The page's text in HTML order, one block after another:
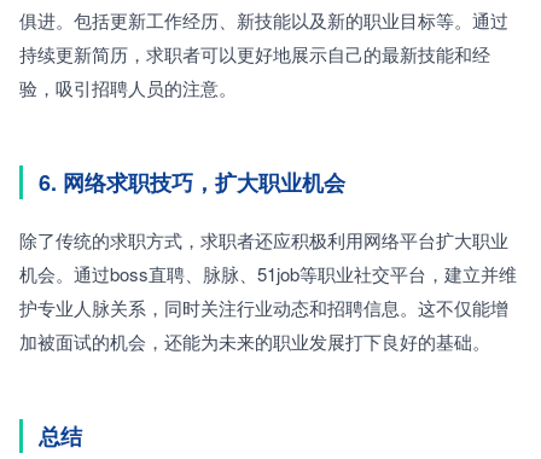
俱进。包括更新工作经历、新技能以及新的职业目标等。通过
持续更新简历，求职者可以更好地展示自己的最新技能和经
验，吸引招聘人员的注意。
6. 网络求职技巧，扩大职业机会
除了传统的求职方式，求职者还应积极利用网络平台扩大职业
机会。通过boss直聘、脉脉、51job等职业社交平台，建立并维
护专业人脉关系，同时关注行业动态和招聘信息。这不仅能增
加被面试的机会，还能为未来的职业发展打下良好的基础。
总结